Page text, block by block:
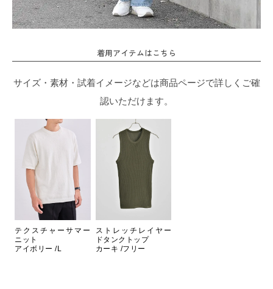
着用アイテムはこちら
サイズ・素材・試着イメージなどは商品ページで詳しくご確
認いただけます。
テクスチャーサマー
ニット
アイボリー /L
ストレッチレイヤー
ドタンクトップ
カーキ /フリー